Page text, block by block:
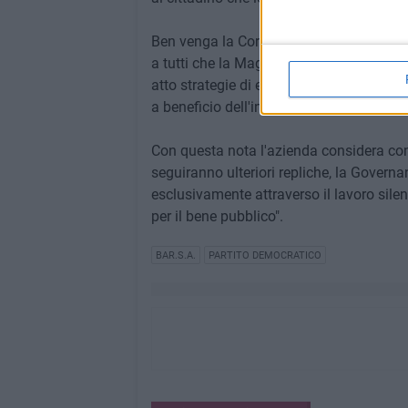
Ben venga la Corte dei Conti la quale
a tutti che la Magistratura Contabile
atto strategie di efficientamento che si
a beneficio dell'intera collettività.
​Con questa nota l'azienda considera
seguiranno ulteriori repliche, la
esclusivamente attraverso il lavoro
per il bene pubblico".
BAR.S.A. PARTITO DEMOCRATICO